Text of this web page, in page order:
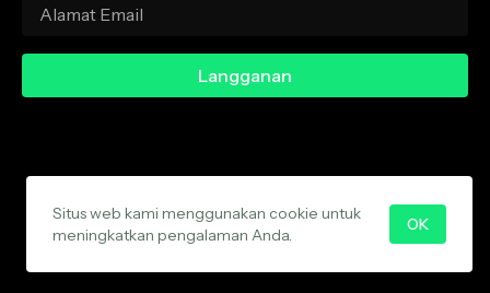
Copyright 2020 - 2025 -Wartanu.com
AboutContactPrivacy PolicyDisclaimerMedia Cyber
Situs web kami menggunakan cookie untuk
meningkatkan pengalaman Anda.
OK